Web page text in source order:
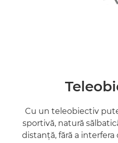
Cu un teleobiectiv
sportivă, natură
distanţă, fără a